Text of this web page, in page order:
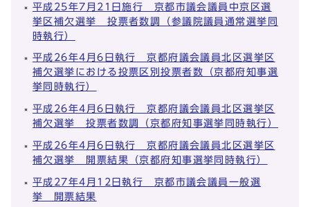
平成25年7月21日施行 京都市議会議員中京区選
挙区補欠選挙 投票者数調（参議院議員通常選挙同
時執行）
平成26年4月6日執行 京都府議会議員北区選挙区
補欠選挙における投票区別投票者数（京都府知事選
挙同時執行）
平成26年4月6日執行 京都府議会議員北区選挙区
補欠選挙 投票者数調（京都府知事選挙同時執行）
平成26年4月6日執行 京都府議会議員北区選挙区
補欠選挙 開票結果（京都府知事選挙同時執行）
平成27年4月12日執行 京都市議会議員一般選
挙 開票結果